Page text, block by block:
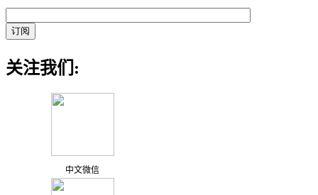
关注我们:
中文微信